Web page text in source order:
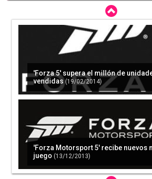
'Forza 5' supera el millón de
vendidas (19/02/2014)
'Forza Motorsport 5' recibe nuevos
juego (13/12/2013)